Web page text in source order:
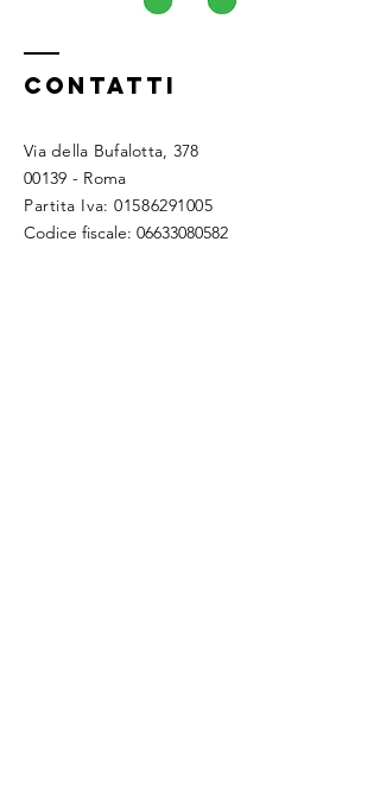
ContaTTI
Via della Bufalotta, 378
00139 - Roma
Partita Iva:01586291005
Codice fiscale: 06633080582